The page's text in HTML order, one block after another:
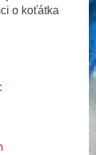
o koťátka